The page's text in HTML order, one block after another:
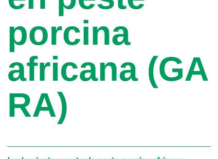
porcina
africana (GA
RA)